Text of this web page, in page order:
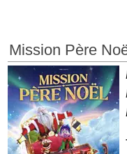
Mission Père